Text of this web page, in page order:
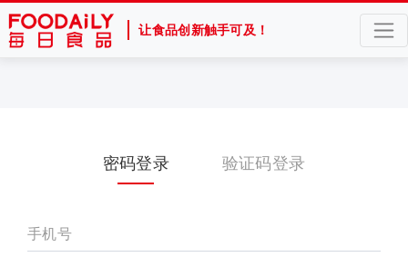
让食品创新触手可及！
密码登录 验证码登录
手机号